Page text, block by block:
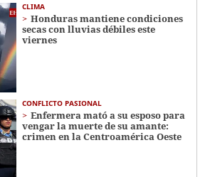
CLIMA
Honduras mantiene condiciones
secas con lluvias débiles este
viernes
CONFLICTO PASIONAL
Enfermera mató a su esposo para
vengar la muerte de su amante:
crimen en la Centroamérica Oeste